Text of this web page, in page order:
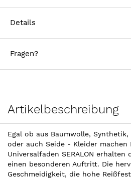
Details
Fragen?
Artikelbeschreibung
Egal ob aus Baumwolle, Synthetik,
oder auch Seide - Kleider machen
Universalfaden SERALON erhalten
einen besonderen Auftritt. Die
Geschmeidigkeit, die hohe